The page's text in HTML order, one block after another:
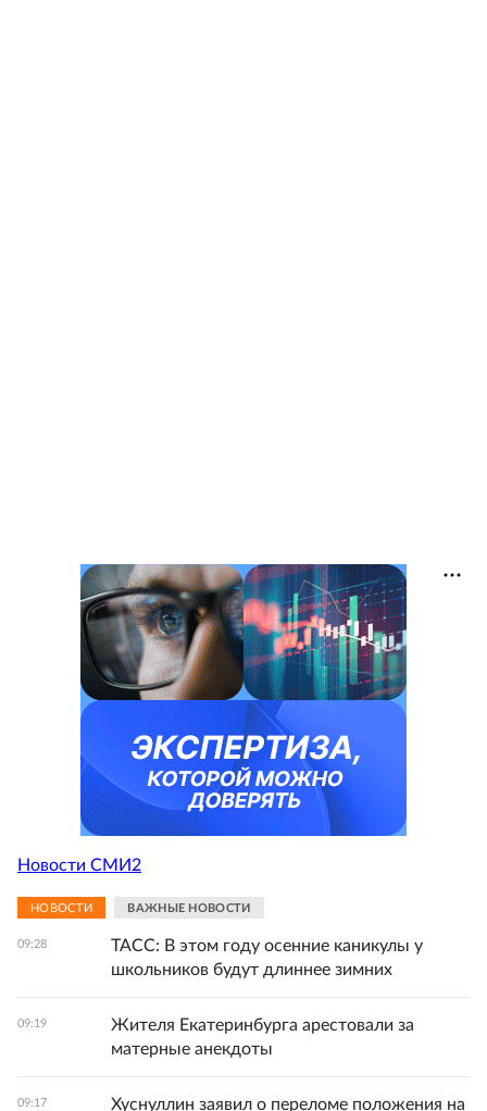
Новости СМИ2
НОВОСТИ ВАЖНЫЕ НОВОСТИ
09:28
ТАСС: В этом году осенние каникулы у
школьников будут длиннее зимних
09:19
Жителя Екатеринбурга арестовали за
матерные анекдоты
09:17 Хуснуллин заявил о переломе положения на